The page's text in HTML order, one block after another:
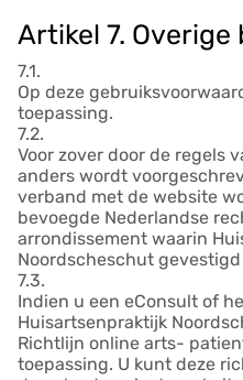
Artikel 7. Overige
7.1.
Op deze
toepassing.
7.2.
Voor zover door de regels
anders wordt
verband met de website
bevoegde Nederlandse
arrondissement waarin
Noordscheschut gevestigd
7.3.
Indien u een eConsult of
Huisartsenpraktijk
Richtlijn online arts-
toepassing. U kunt deze